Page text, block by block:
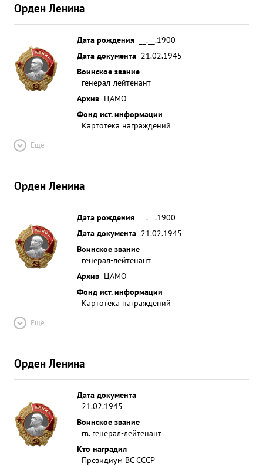
Орден Ленина
Дата рождения
__.__.1900
Дата документа 21.02.1945
Воинское звание
генерал-лейтенант
Архив ЦАМО
Фонд ист. информации
Картотека награждений
Ещё
Орден Ленина
Дата рождения
__.__.1900
Дата документа 21.02.1945
Воинское звание
генерал-лейтенант
Архив ЦАМО
Фонд ист. информации
Картотека награждений
Ещё
Орден Ленина
Дата документа
21.02.1945
Воинское звание
гв. генерал-лейтенант
Кто наградил
Президиум ВС СССР